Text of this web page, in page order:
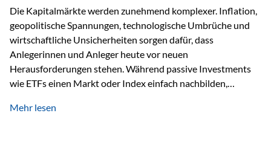
Die Kapitalmärkte werden zunehmend komplexer. Inflation,
geopolitische Spannungen, technologische Umbrüche und
wirtschaftliche Unsicherheiten sorgen dafür, dass
Anlegerinnen und Anleger heute vor neuen
Herausforderungen stehen. Während passive Investments
wie ETFs einen Markt oder Index einfach nachbilden,
setzen auf die Expertise erfahrener Fondsmanager, die
Mehr lesen